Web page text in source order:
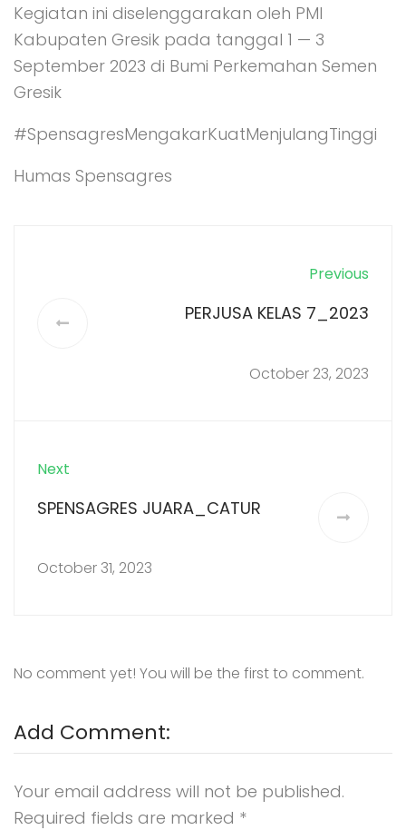
Kegiatan ini diselenggarakan oleh PMI
Kabupaten Gresik pada tanggal 1 — 3
September 2023 di Bumi Perkemahan Semen
Gresik
#SpensagresMengakarKuatMenjulangTinggi
Humas Spensagres
Previous
PERJUSA KELAS 7_2023
October 23, 2023
Next
SPENSAGRES JUARA_CATUR
October 31, 2023
No comment yet! You will be the first to comment.
Add Comment:
Your email address will not be published.
Required fields are marked *